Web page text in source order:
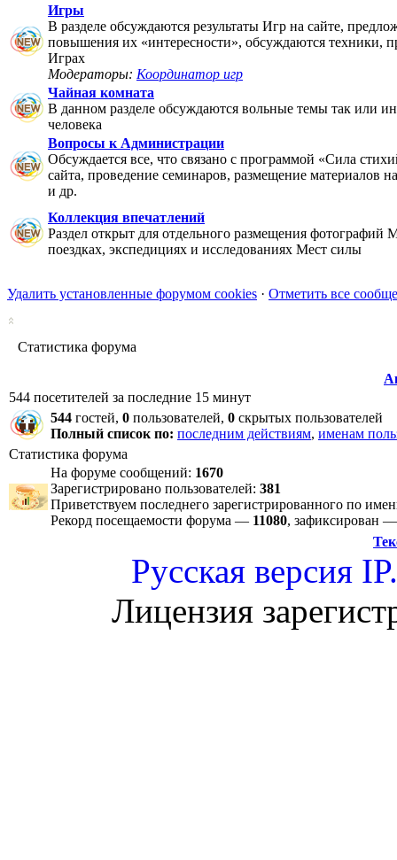
Игры
В разделе обсуждаются результаты Игр на сайте,
повышения их «интересности», обсуждаются техники,
Играх
Модераторы: Координатор игр
Чайная комната
В данном разделе обсуждаются вольные темы так или
человека
Вопросы к Администрации
Обсуждается все, что связано с программой «Сила
сайта, проведение семинаров, размещение материалов
и др.
Коллекция впечатлений
Раздел открыт для отдельного размещения фотографий
поездках, экспедициях и исследованиях Мест силы
Удалить установленные форумом cookies · Отметить все
Статистика форума
544 посетителей за последние 15 минут
544 гостей, 0 пользователей, 0 скрытых пользователей
Полный список по: последним действиям, именам
Статистика форума
На форуме сообщений: 1670
Зарегистрировано пользователей: 381
Приветствуем последнего зарегистрированного по
Рекорд посещаемости форума — 11080, зафиксирован
Русская версия
Лицензия